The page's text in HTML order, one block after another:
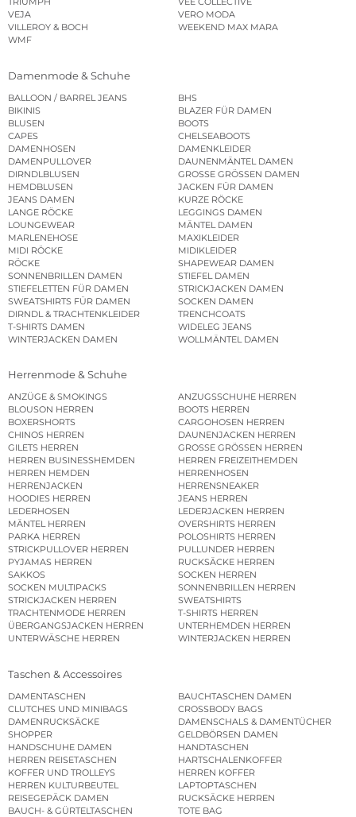
VEJA
VERO MODA
VILLEROY & BOCH
WEEKEND MAX MARA
WMF
Damenmode & Schuhe
BALLOON / BARREL JEANS
BHS
BIKINIS
BLAZER FÜR DAMEN
BLUSEN
BOOTS
CAPES
CHELSEABOOTS
DAMENHOSEN
DAMENKLEIDER
DAMENPULLOVER
DAUNENMÄNTEL DAMEN
DIRNDLBLUSEN
GROSSE GRÖSSEN DAMEN
HEMDBLUSEN
JACKEN FÜR DAMEN
JEANS DAMEN
KURZE RÖCKE
LANGE RÖCKE
LEGGINGS DAMEN
LOUNGEWEAR
MÄNTEL DAMEN
MARLENEHOSE
MAXIKLEIDER
MIDI RÖCKE
MIDIKLEIDER
RÖCKE
SHAPEWEAR DAMEN
SONNENBRILLEN DAMEN
STIEFEL DAMEN
STIEFELETTEN FÜR DAMEN
STRICKJACKEN DAMEN
SWEATSHIRTS FÜR DAMEN
SOCKEN DAMEN
DIRNDL & TRACHTENKLEIDER
TRENCHCOATS
T-SHIRTS DAMEN
WIDELEG JEANS
WINTERJACKEN DAMEN
WOLLMÄNTEL DAMEN
Herrenmode & Schuhe
ANZÜGE & SMOKINGS
ANZUGSSCHUHE HERREN
BLOUSON HERREN
BOOTS HERREN
BOXERSHORTS
CARGOHOSEN HERREN
CHINOS HERREN
DAUNENJACKEN HERREN
GILETS HERREN
GROSSE GRÖSSEN HERREN
HERREN BUSINESSHEMDEN
HERREN FREIZEITHEMDEN
HERREN HEMDEN
HERRENHOSEN
HERRENJACKEN
HERRENSNEAKER
HOODIES HERREN
JEANS HERREN
LEDERHOSEN
LEDERJACKEN HERREN
MÄNTEL HERREN
OVERSHIRTS HERREN
PARKA HERREN
POLOSHIRTS HERREN
STRICKPULLOVER HERREN
PULLUNDER HERREN
PYJAMAS HERREN
RUCKSÄCKE HERREN
SAKKOS
SOCKEN HERREN
SOCKEN MULTIPACKS
SONNENBRILLEN HERREN
STRICKJACKEN HERREN
SWEATSHIRTS
TRACHTENMODE HERREN
T-SHIRTS HERREN
ÜBERGANGSJACKEN HERREN
UNTERHEMDEN HERREN
UNTERWÄSCHE HERREN
WINTERJACKEN HERREN
Taschen & Accessoires
DAMENTASCHEN
BAUCHTASCHEN DAMEN
CLUTCHES UND MINIBAGS
CROSSBODY BAGS
DAMENRUCKSÄCKE
DAMENSCHALS & DAMENTÜCHER
SHOPPER
GELDBÖRSEN DAMEN
HANDSCHUHE DAMEN
HANDTASCHEN
HERREN REISETASCHEN
HARTSCHALENKOFFER
KOFFER UND TROLLEYS
HERREN KOFFER
HERREN KULTURBEUTEL
LAPTOPTASCHEN
REISEGEPÄCK DAMEN
RUCKSÄCKE HERREN
BAUCH- & GÜRTELTASCHEN
TOTE BAG